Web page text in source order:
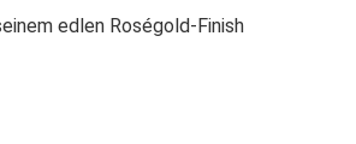
edlen Roségold-Finish